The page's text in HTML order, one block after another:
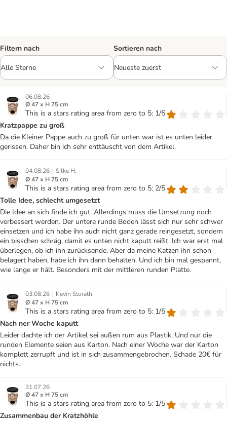
Filtern nach Sortieren nach
06.08.26
Ø 47 x H 75 cm
This is a stars rating area from zero to 5: 1/5
Kratzpappe zu groß
Da die Kleiner Pappe auch zu groß für unten war ist es unten leider
gerissen. Daher bin ich sehr enttäuscht von dem Artikel.
04.08.26 | Silke H.
Ø 47 x H 75 cm
This is a stars rating area from zero to 5: 2/5
Tolle Idee, schlecht umgesetzt
Die Idee an sich finde ich gut. Allerdings muss die Umsetzung noch
verbessert werden. Der untere runde Boden lässt sich nur sehr schwer
einsetzen und ich habe ihn auch nicht ganz gerade reingesetzt, sondern
ein bisschen schräg, damit es unten nicht kaputt reißt. Ich war erst mal
überlegen, ob ich ihn zurücksende. Aber da meine Katzen ihn schon
belagert haben, habe ich ihn dann behalten. Und ich bin mal gespannt,
wie lange er hält. Besonders mit der mittleren runden Platte.
03.08.26 | Kevin Storath
Ø 47 x H 75 cm
This is a stars rating area from zero to 5: 1/5
Nach ner Woche kaputt
Leider dachte ich der Artikel sei außen rum aus Plastik. Und nur die
runden Elemente seien aus Karton. Nach einer Woche war der Karton
komplett zerrupft und ist in sich zusammengebrochen. Schade 20€ für
nichts.
31.07.26
Ø 47 x H 75 cm
This is a stars rating area from zero to 5: 1/5
Zusammenbau der Kratzhöhle